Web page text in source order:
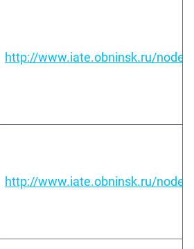
http://www.iate.obninsk.ru/node/
http://www.iate.obninsk.ru/node/